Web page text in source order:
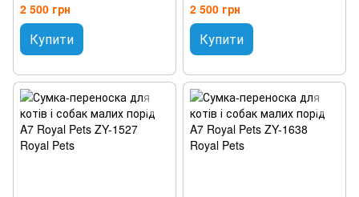
2 500 грн
Купити
2 500 грн
Купити